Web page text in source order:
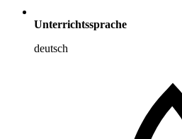
Unterrichtssprache
deutsch